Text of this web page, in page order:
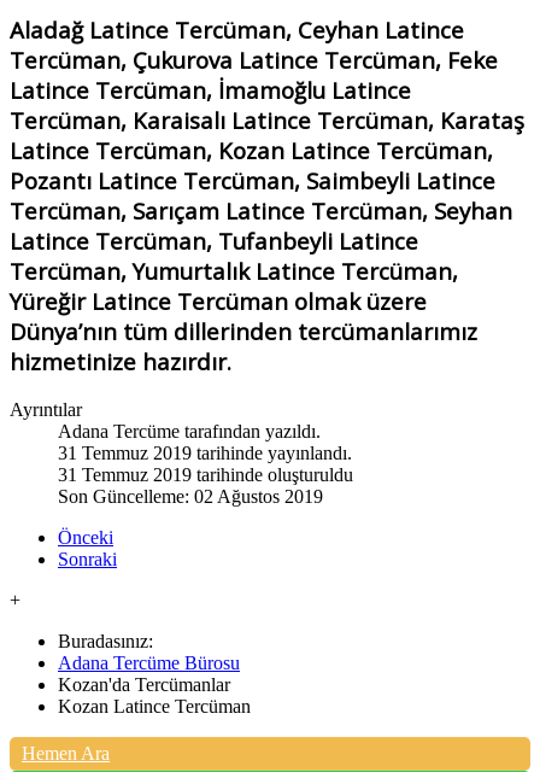
Aladağ Latince Tercüman, Ceyhan Latince
Tercüman, Çukurova Latince Tercüman, Feke
Latince Tercüman, İmamoğlu Latince
Tercüman, Karaisalı Latince Tercüman, Karataş
Latince Tercüman, Kozan Latince Tercüman,
Pozantı Latince Tercüman, Saimbeyli Latince
Tercüman, Sarıçam Latince Tercüman, Seyhan
Latince Tercüman, Tufanbeyli Latince
Tercüman, Yumurtalık Latince Tercüman,
Yüreğir Latince Tercüman olmak üzere
Dünya’nın tüm dillerinden tercümanlarımız
hizmetinize hazırdır.
Ayrıntılar
Adana Tercüme tarafından yazıldı.
31 Temmuz 2019 tarihinde yayınlandı.
31 Temmuz 2019 tarihinde oluşturuldu
Son Güncelleme: 02 Ağustos 2019
Önceki
Sonraki
+
Buradasınız:
Adana Tercüme Bürosu
Kozan'da Tercümanlar
Kozan Latince Tercüman
Hemen Ara